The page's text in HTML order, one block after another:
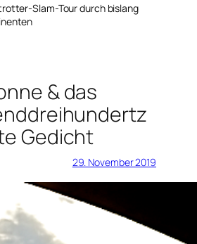
Slam-Tour durch bislang
& das
Gedicht
29. November 2019